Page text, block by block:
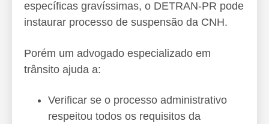
específicas gravíssimas, o DETRAN-PR pode
instaurar processo de suspensão da CNH.
Porém um advogado especializado em
trânsito ajuda a:
Verificar se o processo administrativo
respeitou todos os requisitos da